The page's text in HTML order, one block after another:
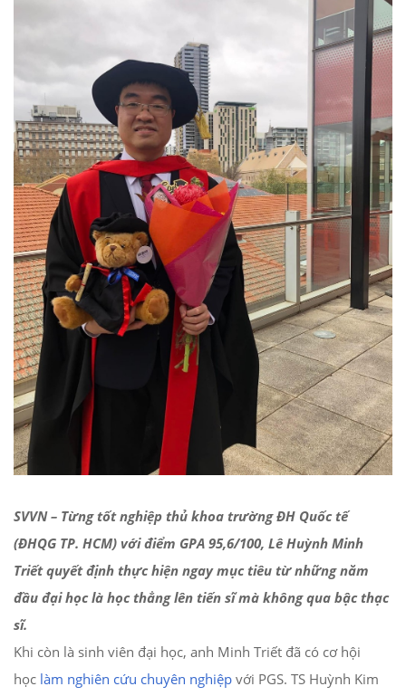
SVVN – Từng tốt nghiệp thủ khoa trường ĐH Quốc tế
(ĐHQG TP. HCM) với điểm GPA 95,6/100, Lê Huỳnh Minh
Triết quyết định thực hiện ngay mục tiêu từ những năm
đầu đại học là học thẳng lên tiến sĩ mà không qua bậc thạc
sĩ.
Khi còn là sinh viên đại học, anh Minh Triết đã có cơ hội
học làm nghiên cứu chuyên nghiệp với PGS. TS Huỳnh Kim